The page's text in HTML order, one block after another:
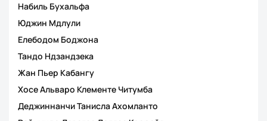
Набиль Бухальфа
Юджин Мдлули
Елебодом Боджона
Тандо Ндзандзека
Жан Пьер Кабангу
Хосе Альваро Клементе Читумба
Деджиннанчи Танисла Ахомланто